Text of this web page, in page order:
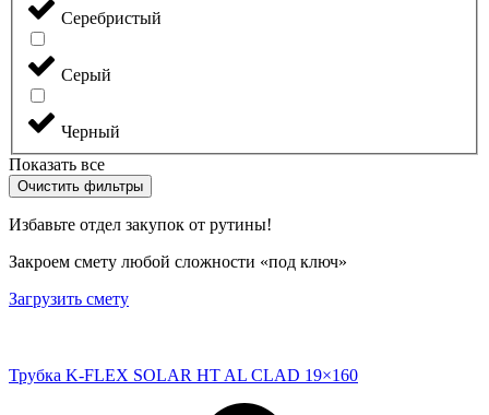
Серебристый
Серый
Черный
Показать все
Очистить фильтры
Избавьте отдел закупок от рутины!
Закроем смету любой сложности «под ключ»
Загрузить смету
Трубка K-FLEX SOLAR HT AL CLAD 19×160